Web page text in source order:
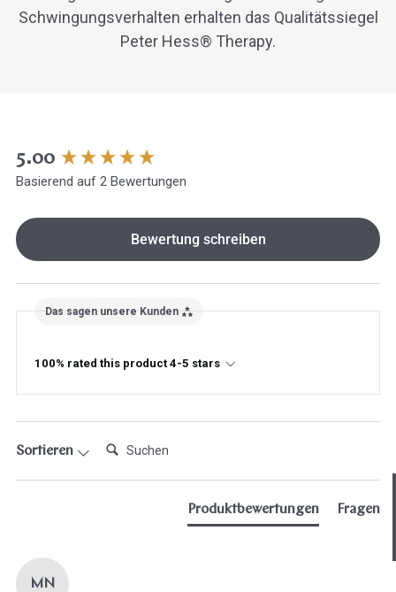
Schwingungsverhalten erhalten das Qualitätssiegel
Peter Hess® Therapy.
5.00
Basierend auf 2 Bewertungen
Bewertung schreiben
Das sagen unsere Kunden
100% rated this product 4-5 stars
Sortieren
Suchen:
Produktbewertungen Fragen
MN
New content loaded
Hast du heute gefunden, was du
Ja sofort Ja mit Umwegen